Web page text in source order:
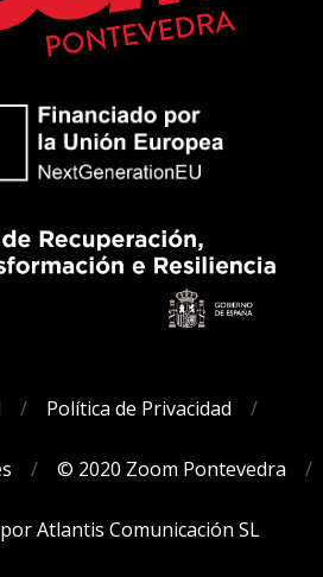
Política de Privacidad
© 2020 Zoom Pontevedra
Atlantis Comunicación SL